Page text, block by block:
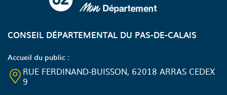
CONSEIL DÉPARTEMENTAL DU PAS-DE-CALAIS
Accueil du public :
RUE FERDINAND-BUISSON, 62018 ARRAS CEDEX
9